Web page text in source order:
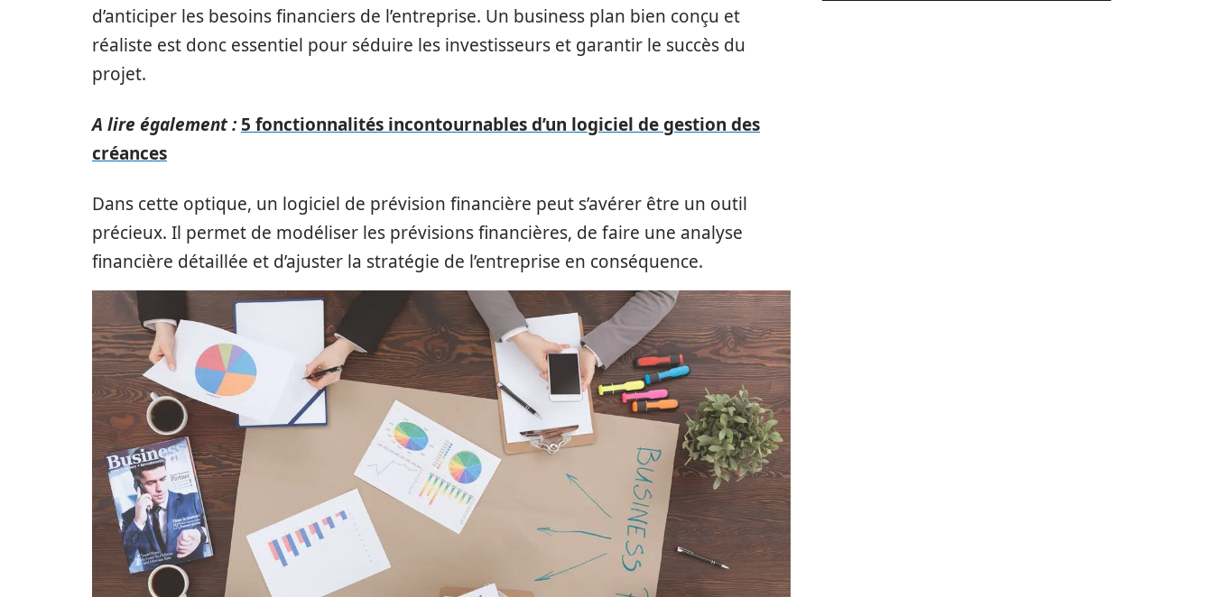
d’anticiper les besoins financiers de l’entreprise. Un business plan bien conçu et
réaliste est donc essentiel pour séduire les investisseurs et garantir le succès du
projet.
A lire également : 5 fonctionnalités incontournables d’un logiciel de gestion des
créances
Dans cette optique, un logiciel de prévision financière peut s’avérer être un outil
précieux. Il permet de modéliser les prévisions financières, de faire une analyse
financière détaillée et d’ajuster la stratégie de l’entreprise en conséquence.